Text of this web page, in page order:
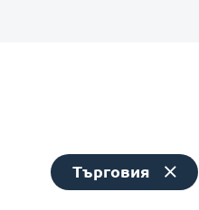
Търговия